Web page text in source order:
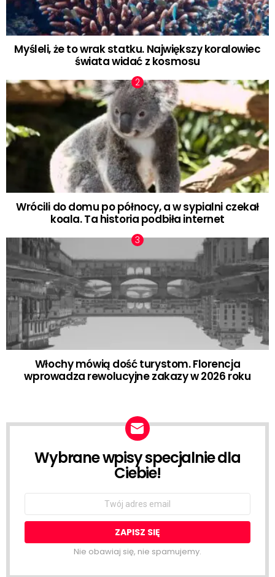
Myśleli, że to wrak statku. Największy koralowiec
świata widać z kosmosu
Wrócili do domu po północy, a w sypialni czekał
koala. Ta historia podbiła internet
Włochy mówią dość turystom. Florencja
wprowadza rewolucyjne zakazy w 2026 roku
NEWSLETTER
Wybrane wpisy specjalnie dla
Ciebie!
Email
Nie obawiaj się, nie spamujemy.